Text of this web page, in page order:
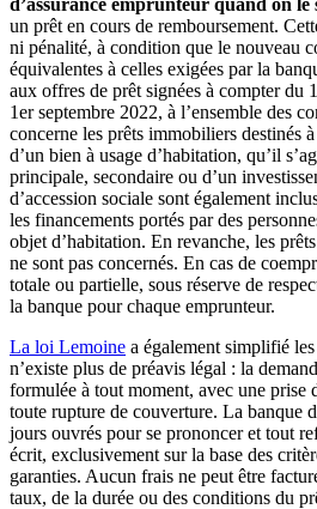
un prêt en cours de remboursement.
ni pénalité, à condition que le nouveau
équivalentes à celles exigées par la
aux offres de prêt signées à compter du
1er septembre 2022, à l’ensemble des
concerne les prêts immobiliers destinés
d’un bien à usage d’habitation, qu’il
principale, secondaire ou d’un
d’accession sociale sont également
les financements portés par des
objet d’habitation. En revanche, les
ne sont pas concernés. En cas de
totale ou partielle, sous réserve de
la banque pour chaque emprunteur.
La loi Lemoine a également simplifié
n’existe plus de préavis légal : la
formulée à tout moment, avec une prise
toute rupture de couverture. La banque
jours ouvrés pour se prononcer et tout
écrit, exclusivement sur la base des
garanties. Aucun frais ne peut être
taux, de la durée ou des conditions du